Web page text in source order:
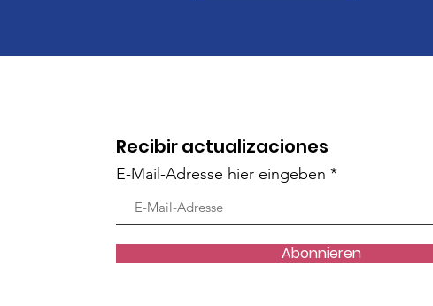
Recibir actualizaciones
E-Mail-Adresse hier eingeben
Abonnieren